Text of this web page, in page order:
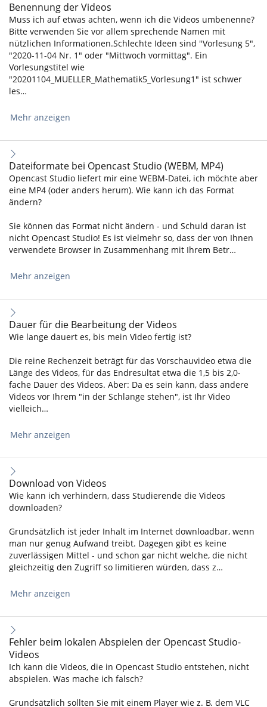
Benennung der Videos
Muss ich auf etwas achten, wenn ich die Videos umbenenne?
Bitte verwenden Sie vor allem sprechende Namen mit
nützlichen Informationen.Schlechte Ideen sind "Vorlesung 5",
"2020-11-04 Nr. 1" oder "Mittwoch vormittag". Ein
Vorlesungstitel wie
"20201104_MUELLER_Mathematik5_Vorlesung1" ist schwer
les…
Mehr anzeigen
Dateiformate bei Opencast Studio (WEBM, MP4)
Opencast Studio liefert mir eine WEBM-Datei, ich möchte aber
eine MP4 (oder anders herum). Wie kann ich das Format
ändern?
Sie können das Format nicht ändern - und Schuld daran ist
nicht Opencast Studio! Es ist vielmehr so, dass der von Ihnen
verwendete Browser in Zusammenhang mit Ihrem Betr…
Mehr anzeigen
Dauer für die Bearbeitung der Videos
Wie lange dauert es, bis mein Video fertig ist?
Die reine Rechenzeit beträgt für das Vorschauvideo etwa die
Länge des Videos, für das Endresultat etwa die 1,5 bis 2,0-
fache Dauer des Videos. Aber: Da es sein kann, dass andere
Videos vor Ihrem "in der Schlange stehen", ist Ihr Video
vielleich…
Mehr anzeigen
Download von Videos
Wie kann ich verhindern, dass Studierende die Videos
downloaden?
Grundsätzlich ist jeder Inhalt im Internet downloadbar, wenn
man nur genug Aufwand treibt. Dagegen gibt es keine
zuverlässigen Mittel - und schon gar nicht welche, die nicht
gleichzeitig den Zugriff so limitieren würden, dass z…
Mehr anzeigen
Fehler beim lokalen Abspielen der Opencast Studio-
Videos
Ich kann die Videos, die in Opencast Studio entstehen, nicht
abspielen. Was mache ich falsch?
Grundsätzlich sollten Sie mit einem Player wie z. B. dem VLC